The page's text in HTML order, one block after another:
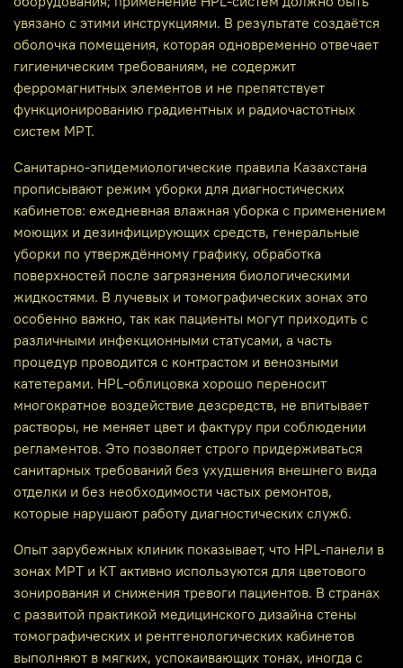
увязано с этими инструкциями. В результате создаётся
оболочка помещения, которая одновременно отвечает
гигиеническим требованиям, не содержит
ферромагнитных элементов и не препятствует
функционированию градиентных и радиочастотных
систем МРТ.
Санитарно‑эпидемиологические правила Казахстана
прописывают режим уборки для диагностических
кабинетов: ежедневная влажная уборка с применением
моющих и дезинфицирующих средств, генеральные
уборки по утверждённому графику, обработка
поверхностей после загрязнения биологическими
жидкостями. В лучевых и томографических зонах это
особенно важно, так как пациенты могут приходить с
различными инфекционными статусами, а часть
процедур проводится с контрастом и венозными
катетерами. HPL‑облицовка хорошо переносит
многократное воздействие дезсредств, не впитывает
растворы, не меняет цвет и фактуру при соблюдении
регламентов. Это позволяет строго придерживаться
санитарных требований без ухудшения внешнего вида
отделки и без необходимости частых ремонтов,
которые нарушают работу диагностических служб.
Опыт зарубежных клиник показывает, что HPL‑панели в
зонах МРТ и КТ активно используются для цветового
зонирования и снижения тревоги пациентов. В странах
с развитой практикой медицинского дизайна стены
томографических и рентгенологических кабинетов
выполняют в мягких, успокаивающих тонах, иногда с